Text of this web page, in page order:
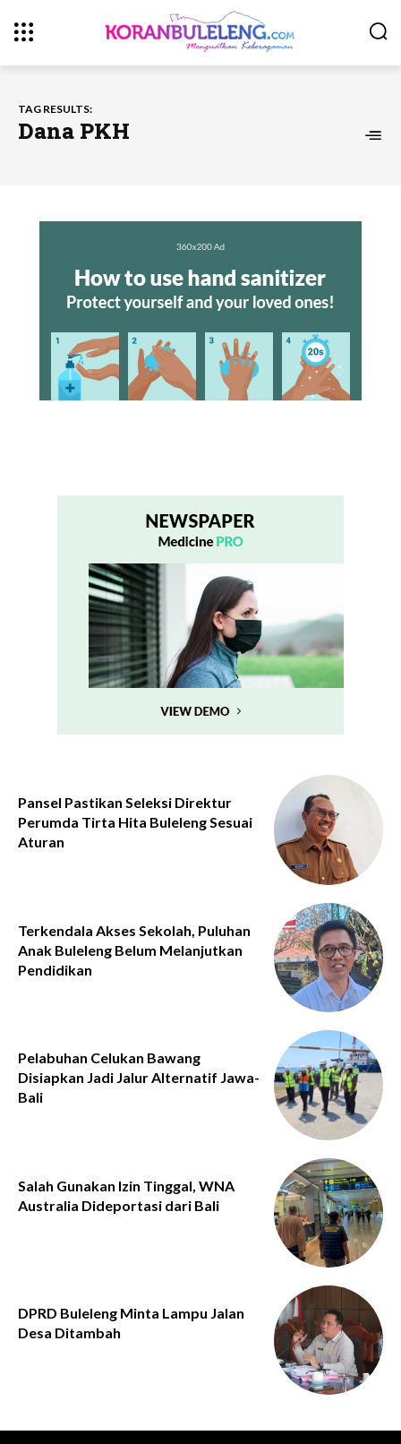
TAG RESULTS:
Dana PKH
Pansel Pastikan Seleksi Direktur
Perumda Tirta Hita Buleleng Sesuai
Aturan
Terkendala Akses Sekolah, Puluhan
Anak Buleleng Belum Melanjutkan
Pendidikan
Pelabuhan Celukan Bawang
Disiapkan Jadi Jalur Alternatif Jawa-
Bali
Salah Gunakan Izin Tinggal, WNA
Australia Dideportasi dari Bali
DPRD Buleleng Minta Lampu Jalan
Desa Ditambah